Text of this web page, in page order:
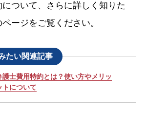
ついて、さらに詳しく知りた
ージをご覧ください。
たい関連記事
護士費用特約とは？使い方やメリッ
トについて